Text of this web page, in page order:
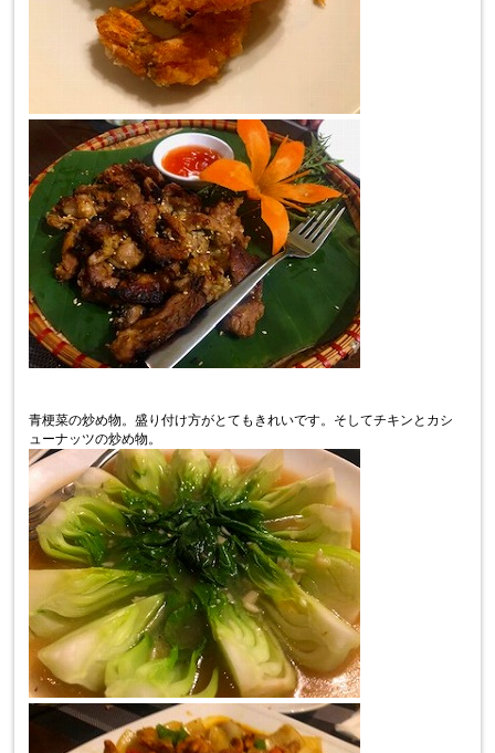
青梗菜の炒め物。盛り付け方がとてもきれいです。そしてチキンとカシ
ューナッツの炒め物。